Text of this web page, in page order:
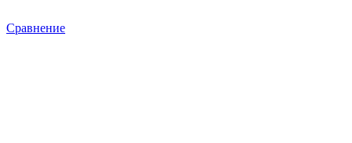
Сравнение